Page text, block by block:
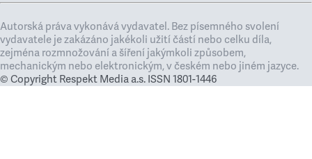
Autorská práva vykonává vydavatel. Bez písemného svolení
vydavatele je zakázáno jakékoli užití částí nebo celku díla,
zejména rozmnožování a šíření jakýmkoli způsobem,
mechanickým nebo elektronickým, v českém nebo jiném jazyce.
© Copyright Respekt Media a.s. ISSN 1801-1446